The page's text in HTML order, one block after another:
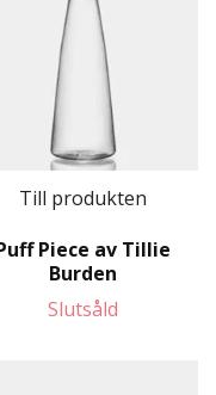
Till produkten
Piece av Tillie
Burden
Slutsåld